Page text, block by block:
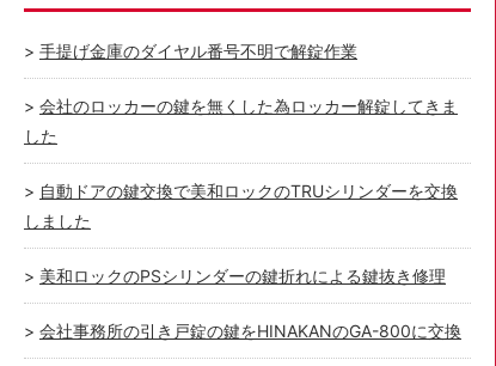
手提げ金庫のダイヤル番号不明で解錠作業
会社のロッカーの鍵を無くした為ロッカー解錠してきま
した
自動ドアの鍵交換で美和ロックのTRUシリンダーを交換
しました
美和ロックのPSシリンダーの鍵折れによる鍵抜き修理
会社事務所の引き戸錠の鍵をHINAKANのGA-800に交換